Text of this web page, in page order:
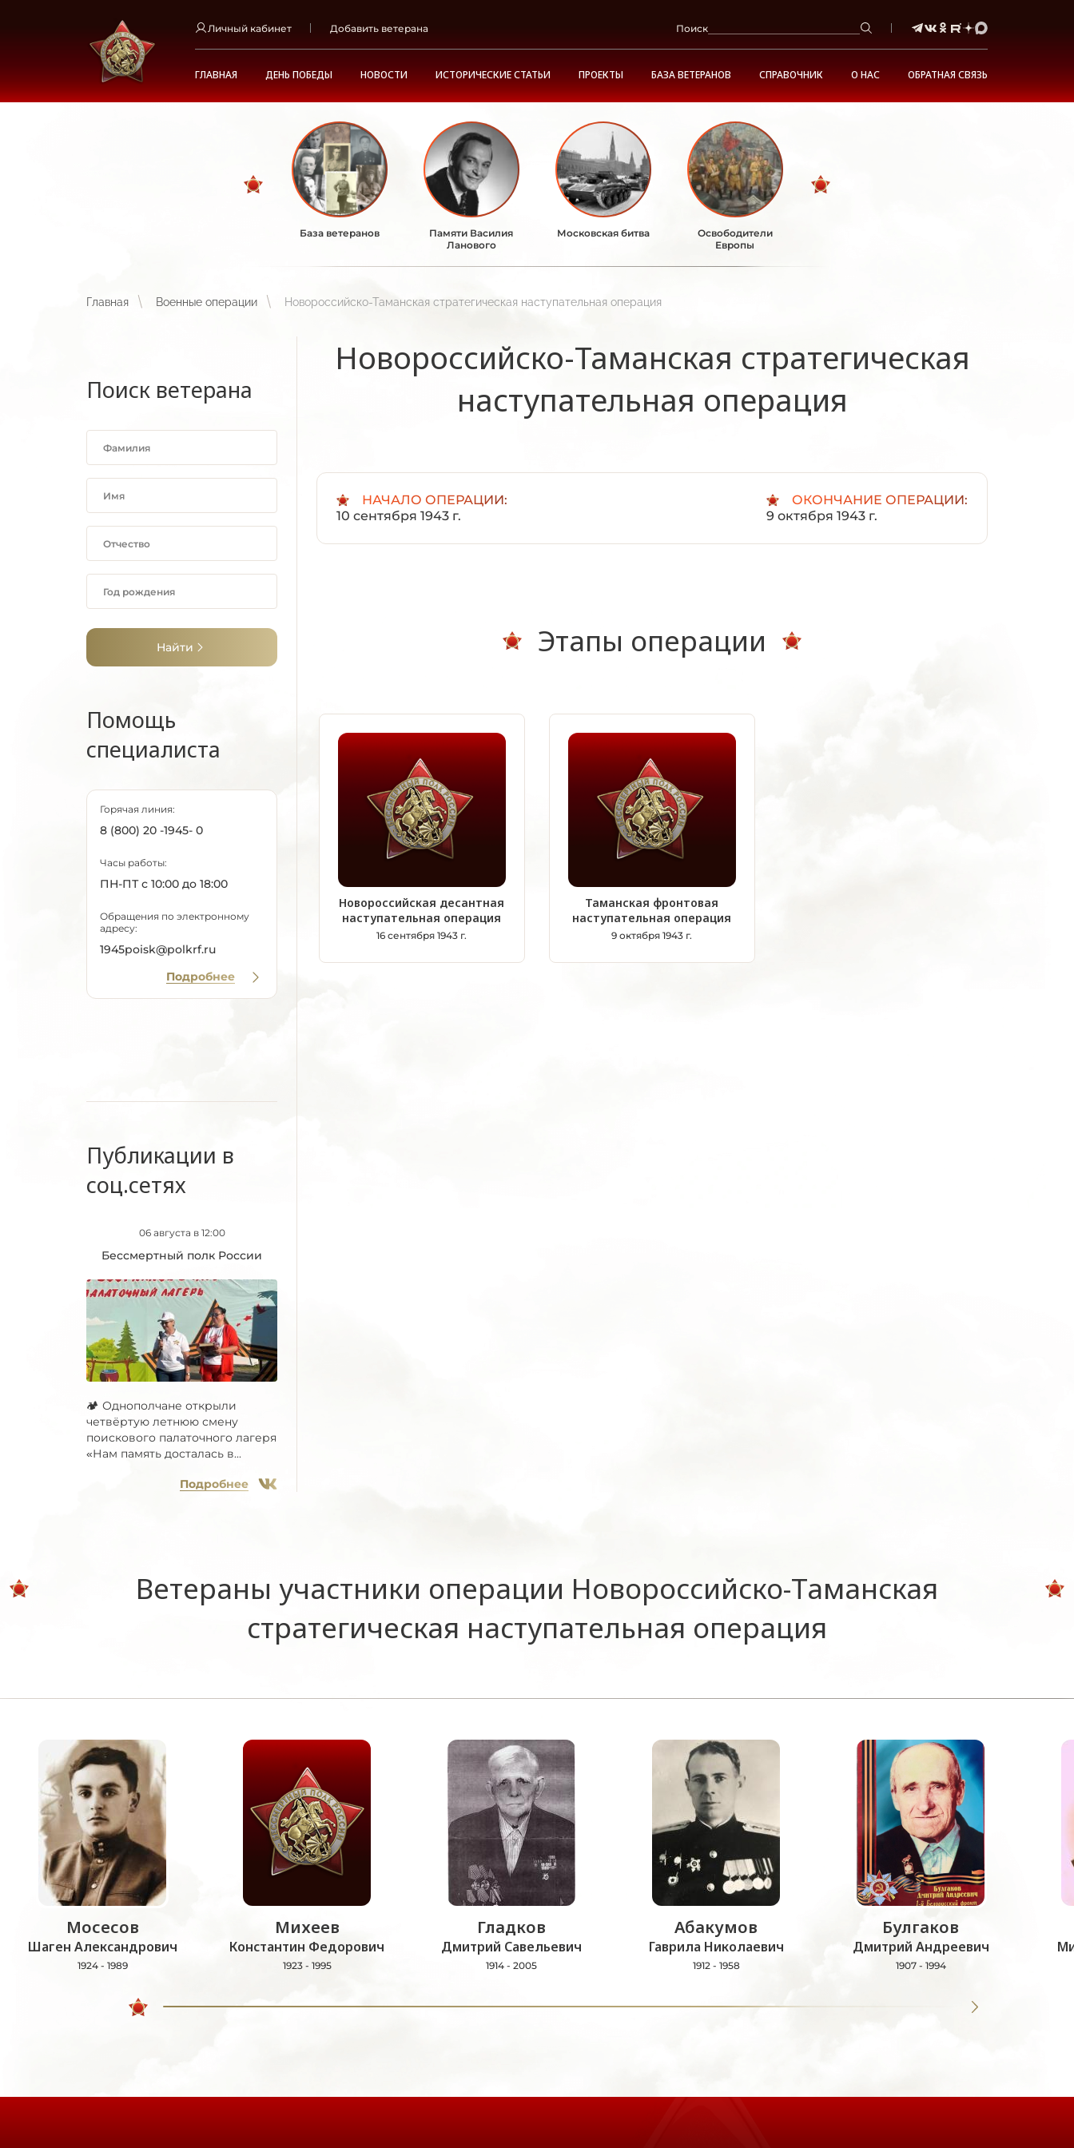
Личный кабинет Добавить ветерана Поиск
ГЛАВНАЯ ДЕНЬ ПОБЕДЫ НОВОСТИ ИСТОРИЧЕСКИЕ СТАТЬИ ПРОЕКТЫ БАЗА ВЕТЕРАНОВ СПРАВОЧНИК О НАС ОБРАТНАЯ СВЯЗЬ
База ветеранов
Памяти Василия
Ланового
Московская битва
Освободители
Европы
Главная Военные операции Новороссийско-Таманская стратегическая наступательная операция
Поиск ветерана
Найти
Помощь
специалиста
Горячая линия:
8 (800) 20 -1945- 0
Часы работы:
ПН-ПТ с 10:00 до 18:00
Обращения по электронному
адресу:
1945poisk@polkrf.ru
Подробнее
Публикации в
соц.сетях
06 августа в 12:00
Бессмертный полк России
🏕 Однополчане открыли
четвёртую летнюю смену
поискового палаточного лагеря
«Нам память досталась в...
Подробнее
Новороссийско-Таманская стратегическая
наступательная операция
НАЧАЛО ОПЕРАЦИИ:
10 сентября 1943 г.
ОКОНЧАНИЕ ОПЕРАЦИИ:
9 октября 1943 г.
Этапы операции
Новороссийская десантная
наступательная операция
16 сентября 1943 г.
Таманская фронтовая
наступательная операция
9 октября 1943 г.
Ветераны участники операции Новороссийско-Таманская
стратегическая наступательная операция
Мосесов
Шаген Александрович
1924 - 1989
Михеев
Константин Федорович
1923 - 1995
Гладков
Дмитрий Савельевич
1914 - 2005
Абакумов
Гаврила Николаевич
1912 - 1958
Булгаков
Дмитрий Андреевич
1907 - 1994